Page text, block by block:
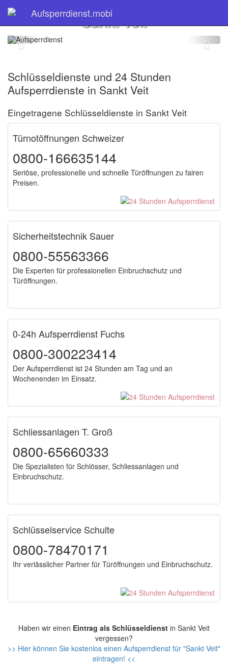
Aufsperrdienst.mobi
Schlüsseldienst
Sankt Veit
Schlüsseldienste und 24 Stunden
Aufsperrdienste in Sankt Veit
Eingetragene Schlüsseldienste in Sankt Veit
Türnotöffnungen Schweizer
0800-166635144
Seriöse, professionelle und schnelle Türöffnungen zu fairen
Preisen.
Sicherheitstechnik Sauer
0800-55563366
Die Experten für professionellen Einbruchschutz und
Türöffnungen.
0-24h Aufsperrdienst Fuchs
0800-300223414
Der Aufsperrdienst ist 24 Stunden am Tag und an
Wochenenden im Einsatz.
Schliessanlagen T. Groß
0800-65660333
Die Spezialisten für Schlösser, Schliessanlagen und
Einbruchschutz.
Schlüsselservice Schulte
0800-78470171
Ihr verlässlicher Partner für Türöffnungen und Einbruchschutz.
Haben wir einen Eintrag als Schlüsseldienst in Sankt Veit
vergessen?
>> Hier können Sie kostenlos einen Aufsperrdienst für "Sankt Veit"
eintragen! <<